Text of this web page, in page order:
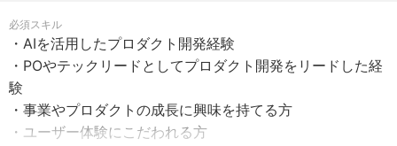
・新機能の企画 / 設計 / 開発
・プロダクトロードマップの設計
・AIを活用した開発効率化
・プロダクトの改善およびグロース施策
・ユーザー価値を起点としたプロダクト改善
■休日・休暇
・週休2日（土、日）、祝日
・年末年始休暇あり
・有給休暇（初年度年10日間、入社時に10日を付与）
必須スキル
・AIを活用したプロダクト開発経験
・POやテックリードとしてプロダクト開発をリードした経
験
・事業やプロダクトの成長に興味を持てる方
・ユーザー体験にこだわれる方